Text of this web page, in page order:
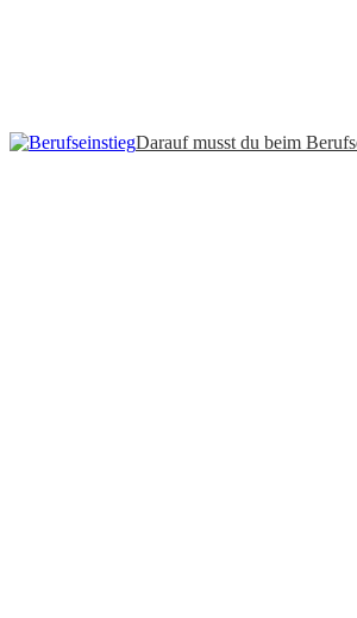
Darauf musst du beim